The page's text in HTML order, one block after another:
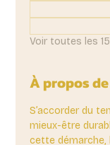
Voir toutes les
À propos
S’accorder du
mieux-être
cette démarche,